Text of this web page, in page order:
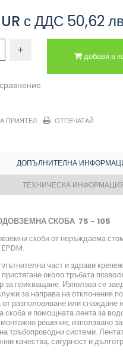
с ДДС 50,62 лв
добави в
ПРИЯТЕЛ ОТПЕЧАТАЙ
ДОПЪЛНИТЕЛНА
ТЕХНИЧЕСКА
СКОБА 75 - 105
скоби от неръждаема
част и здрави
около тръбата
за прихващане. Използва се
за направа на отклонения
разполовяване или снаждане
скоба и помощната лента за
решение, използвано
тръбопроводни системи.
качества, сигурност и